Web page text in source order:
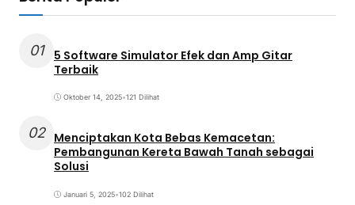
01
5 Software Simulator Efek dan Amp Gitar
Terbaik
Oktober 14, 2025•121 Dilihat
02 Menciptakan Kota Bebas Kemacetan:
Pembangunan Kereta Bawah Tanah sebagai
Solusi
Januari 5, 2025•102 Dilihat